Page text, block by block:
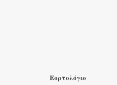
Εορτολόγιο